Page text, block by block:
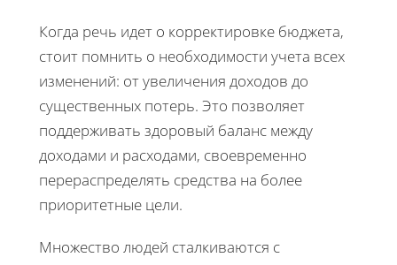
Когда речь идет о корректировке бюджета,
стоит помнить о необходимости учета всех
изменений: от увеличения доходов до
существенных потерь. Это позволяет
поддерживать здоровый баланс между
доходами и расходами, своевременно
перераспределять средства на более
приоритетные цели.
Множество людей сталкиваются с